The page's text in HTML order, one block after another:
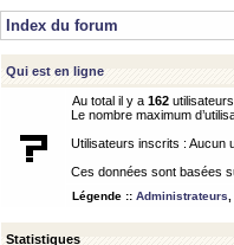
Index du forum
Qui est en ligne
Au total il y a 162
Le nombre maximum
Utilisateurs inscrits : Aucun
Ces données sont basées
Légende :: Administrateurs
Statistiques